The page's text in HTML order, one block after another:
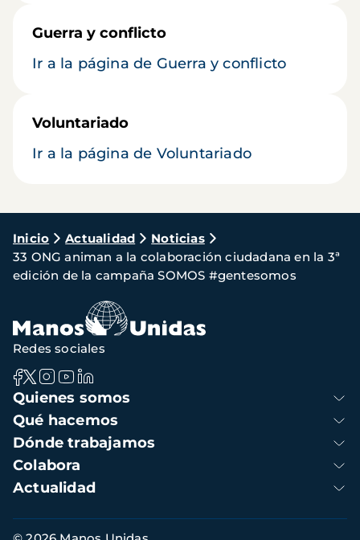
Guerra y conflicto
Ir a la página de Guerra y conflicto
Voluntariado
Ir a la página de Voluntariado
Ruta
de
navegación
Inicio Actualidad
Noticias
33 ONG animan a la colaboración ciudadana en la 3ª
edición de la campaña SOMOS #gentesomos
Navegación
principal
Quienes somos
Qué hacemos
Dónde trabajamos
Colabora
Actualidad
Redes sociales
Información